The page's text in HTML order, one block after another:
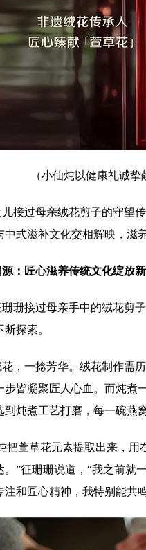
（小仙炖以健康礼诚
儿接过母亲绒花剪子的守望
中式滋补文化交相辉映，滋
源：匠心滋养传统文化绽放
珊接过母亲手中的绒花剪
探索。
，一捻芳华。绒花制作需
步皆凝聚匠人心血。而炖煮
到炖煮工艺打磨，每一碗燕
把萱草花元素提取出来，
。”征珊珊说道，“我之前就
注和匠心精神，我特别能共